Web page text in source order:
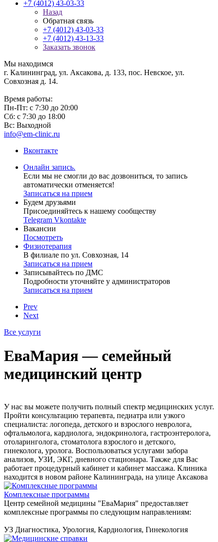
+7 (4012) 43-03-33
Назад
Обратная связь
+7 (4012) 43-03-33
+7 (4012) 43-13-33
Заказать звонок
Мы находимся
г. Калининград, ул. Аксакова, д. 133, пос. Невское, ул.
Совхозная д. 14.
Время работы:
Пн-Пт: с 7:30 до 20:00
Сб: с 7:30 до 18:00
Вс: Выходной
info@em-clinic.ru
Вконтакте
Онлайн запись.
Если мы не смогли до вас дозвониться, то запись
автоматически отменяется!
Записаться на прием
Будем друзьями
Присоединяйтесь к нашему сообществу
Telegram Vkontakte
Вакансии
Посмотреть
Физиотерапия
В филиале по ул. Совхозная, 14
Записаться на прием
Записывайтесь по ДМС
Подробности уточняйте у администраторов
Записаться на прием
Prev
Next
Все услуги
ЕваМария — семейный
медицинский центр
У нас вы можете получить полный спектр медицинских услуг.
Пройти консультацию терапевта, педиатра или узкого
специалиста: логопеда, детского и взрослого невролога,
офтальмолога, кардиолога, эндокринолога, гастроэнтеролога,
отоларинголога, стоматолога взрослого и детского,
гинеколога, уролога. Воспользоваться услугами забора
анализов, УЗИ, ЭКГ, дневного стационара. Также для Вас
работает процедурный кабинет и кабинет массажа. Клиника
находится в новом районе Калининграда, на улице Аксакова
Комплексные программы
Центр семейной медицины "ЕваМария" предоставляет
комплексные программы по следующим направлениям:
УЗ Диагностика, Урология, Кардиология, Гинекология